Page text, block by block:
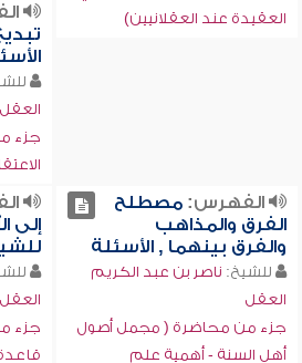
العقيدة عند العقلانيين)
العقل
جزء
الفهرس:مصطلح
الفرق والمذاهب
والفرق بينهما , الأسئلة
للشيخ: ناصر بن عبد الكريم
العقل
جزء من محاضرة ( مجمل أصول
أهل السنة - أهمية علم
إلى
العقل
جزء